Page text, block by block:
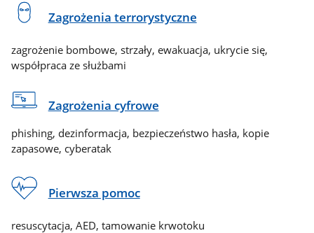
Zagrożenia terrorystyczne
zagrożenie bombowe, strzały, ewakuacja, ukrycie się,
współpraca ze służbami
Zagrożenia cyfrowe
phishing, dezinformacja, bezpieczeństwo hasła, kopie
zapasowe, cyberatak
Pierwsza pomoc
resuscytacja, AED, tamowanie krwotoku